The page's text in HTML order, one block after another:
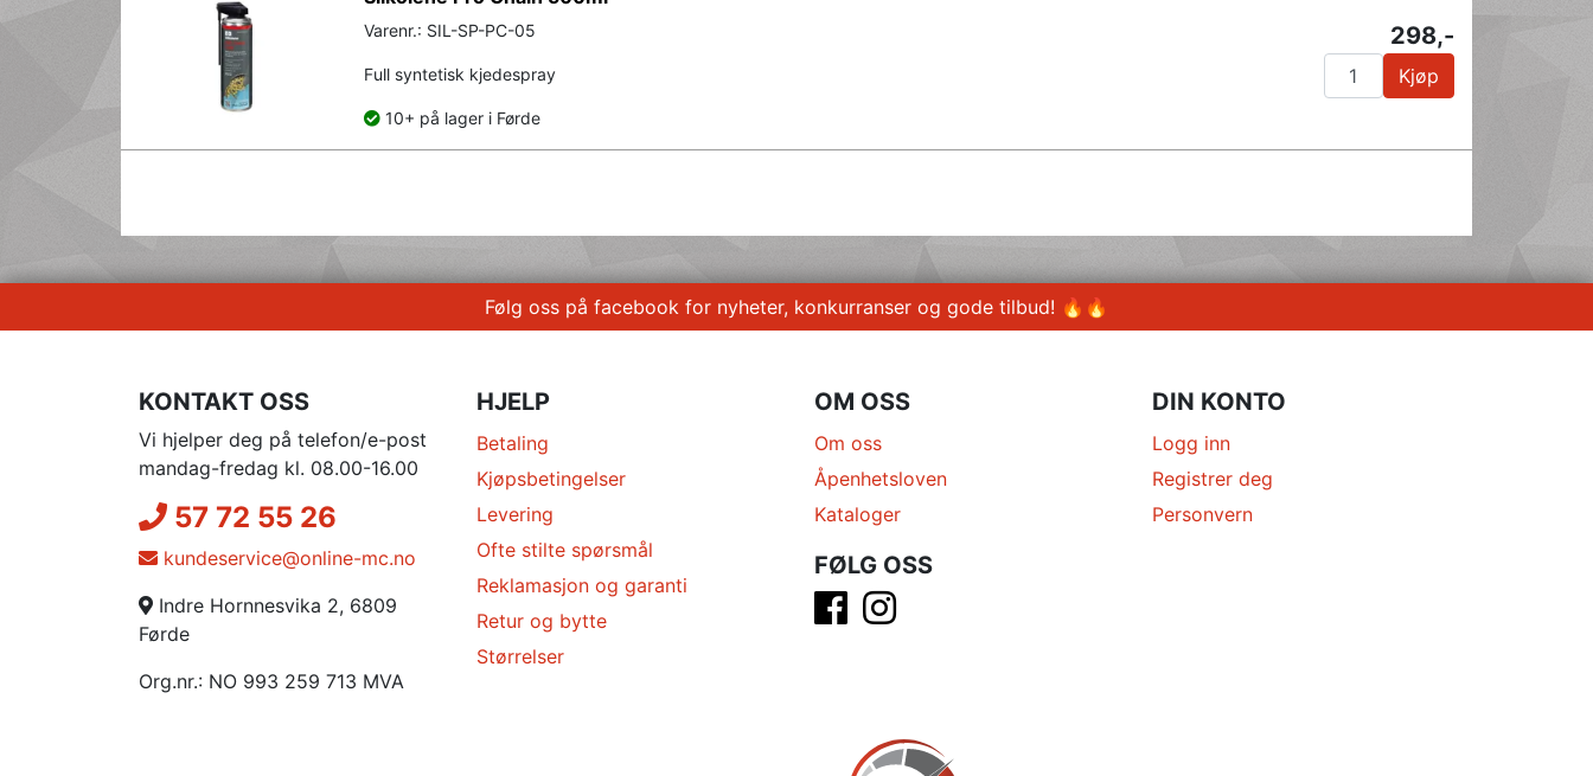
Varenr.: SIL-SP-PC-05
Full syntetisk kjedespray
10+ på lager i Førde
298,-
Kjøp
Følg oss på facebook for nyheter, konkurranser og gode tilbud! 🔥🔥
KONTAKT OSS
Vi hjelper deg på telefon/e-post
mandag-fredag kl. 08.00-16.00
57 72 55 26
kundeservice@online-mc.no
Indre Hornnesvika 2, 6809
Førde
Org.nr.: NO 993 259 713 MVA
HJELP
Betaling
Kjøpsbetingelser
Levering
Ofte stilte spørsmål
Reklamasjon og garanti
Retur og bytte
Størrelser
OM OSS
Om oss
Åpenhetsloven
Kataloger
FØLG OSS
DIN KONTO
Logg inn
Registrer deg
Personvern